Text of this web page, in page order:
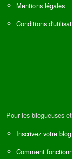
Mentions légales
Conditions
Pour les blogueuses
Inscrivez votre blog
Comment